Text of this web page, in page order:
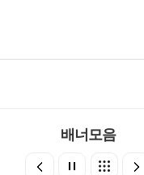
배너모음